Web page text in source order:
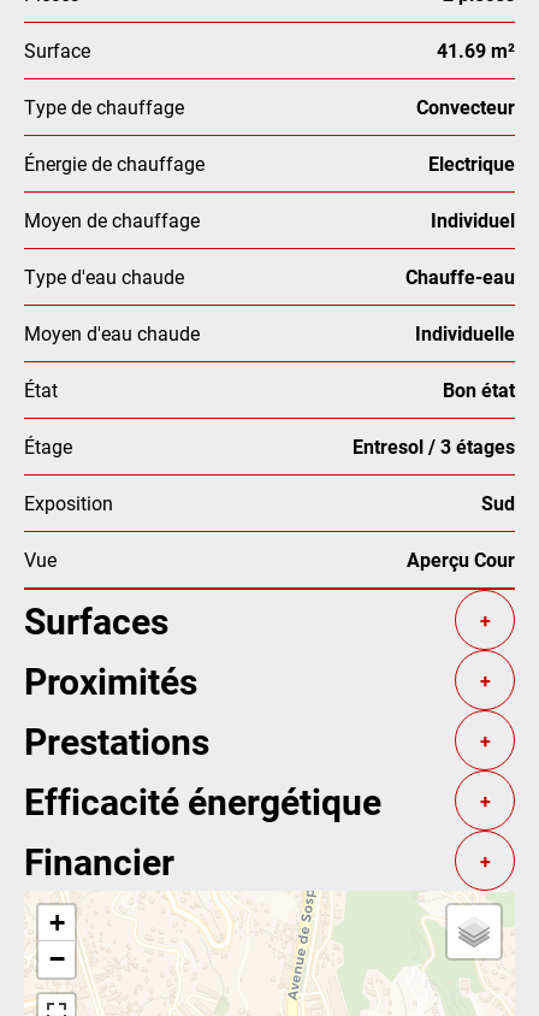
Surface 41.69 m²
Type de chauffage Convecteur
Énergie de chauffage Electrique
Moyen de chauffage Individuel
Type d'eau chaude Chauffe-eau
Moyen d'eau chaude Individuelle
État Bon état
Étage Entresol / 3 étages
Exposition Sud
Vue Aperçu Cour
Surfaces +
Proximités +
Prestations +
Efficacité énergétique +
Financier +
+
−